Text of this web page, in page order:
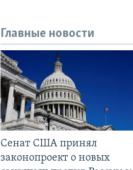
Главные новости
Сенат США принял
законопроект о новых